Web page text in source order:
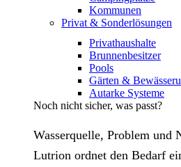
Kommunen
Privat & Sonderlösungen
Privathaushalte
Brunnenbesitzer
Pools
Gärten &
Autarke Systeme
Noch nicht sicher, was passt?
Wasserquelle, Problem und
Lutrion ordnet den Bedarf